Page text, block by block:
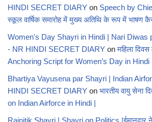
HINDI SECRET DIARY on Speech by
स्कूल वार्षिक समारोह में मुख्य अतिथि के रूप में भाषण
Women's Day Shayri in Hindi | Nari Diwas
- NR HINDI SECRET DIARY onमहिला
Anchoring Script for Women’s Day in Hindi
Bhartiya Vayusena par Shayri | Indian
HINDI SECRET DIARY on भारतीय वायु सेना
on Indian Airforce in Hindi |
Rajnitik Shayri | Shayri on Politics |ईमानदार